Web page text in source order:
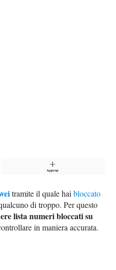
tramite il quale haibloccato
di troppo. Per questo
lista numeri bloccati su
in maniera accurata.